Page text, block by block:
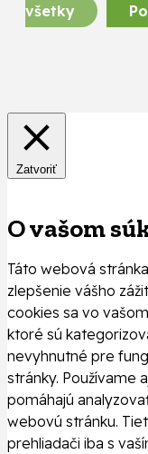
všetky
Zatvoriť
O vašom
Táto webová
zlepšenie vášho
cookies sa vo
ktoré sú
nevyhnutné pre
stránky. Používame
pomáhajú
webovú stránku.
prehliadači iba s